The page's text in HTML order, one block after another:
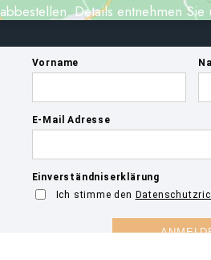
abbestellen. Details entnehmen